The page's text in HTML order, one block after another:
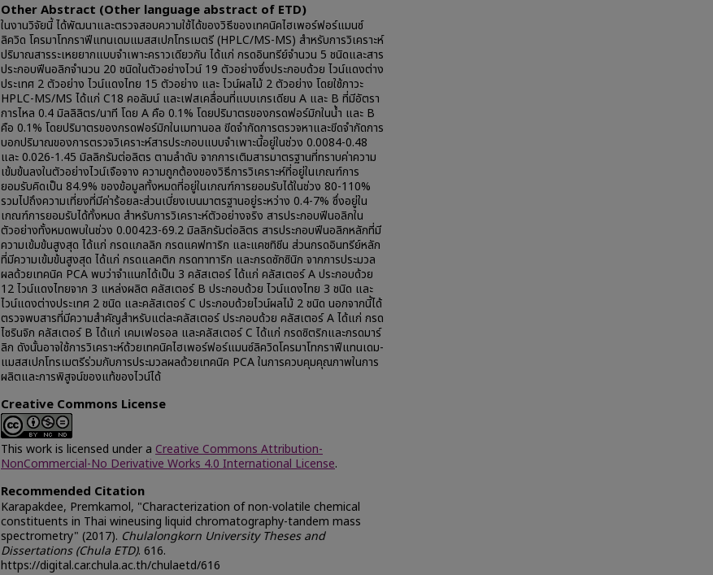
Other Abstract (Other language abstract of ETD)
ในงานวิจัยนี้ ได้พัฒนาและตรวจสอบความใช้ได้ของวิธีของเทคนิคไฮเพอร์ฟอร์แมนซ์
ลิควิด โครมาโทกราฟีแทนเดมแมสสเปกโทรเมตรี (HPLC/MS-MS) สำหรับการวิเคราะห์
ปริมาณสารระเหยยากแบบจำเพาะคราวเดียวกัน ได้แก่ กรดอินทรีย์จำนวน 5 ชนิดและสาร
ประกอบฟีนอลิกจำนวน 20 ชนิดในตัวอย่างไวน์ 19 ตัวอย่างซึ่งประกอบด้วย ไวน์แดงต่าง
ประเทศ 2 ตัวอย่าง ไวน์แดงไทย 15 ตัวอย่าง และ ไวน์ผลไม้ 2 ตัวอย่าง โดยใช้ภาวะ
HPLC-MS/MS ได้แก่ C18 คอลัมน์ และเฟสเคลื่อนที่แบบเกรเดียน A และ B ที่มีอัตรา
การไหล 0.4 มิลลิลิตร/นาที โดย A คือ 0.1% โดยปริมาตรของกรดฟอร์มิกในน้ำ และ B
คือ 0.1% โดยปริมาตรของกรดฟอร์มิกในเมทานอล ขีดจํากัดการตรวจหาและขีดจำกัดการ
บอกปริมาณของการตรวจวิเคราะห์สารประกอบแบบจำเพาะนี้อยู่ในช่วง 0.0084-0.48
และ 0.026-1.45 มิลลิกรัมต่อลิตร ตามลำดับ จากการเติมสารมาตรฐานที่ทราบค่าความ
เข้มข้นลงในตัวอย่างไวน์เจือจาง ความถูกต้องของวิธีการวิเคราะห์ที่อยู่ในเกณฑ์การ
ยอมรับคิดเป็น 84.9% ของข้อมูลทั้งหมดที่อยู่ในเกณฑ์การยอมรับได้ในช่วง 80-110%
รวมไปถึงความเที่ยงที่มีค่าร้อยละส่วนเบี่ยงเบนมาตรฐานอยู่ระหว่าง 0.4-7% ซึ่งอยู่ใน
เกณฑ์การยอมรับได้ทั้งหมด สำหรับการวิเคราะห์ตัวอย่างจริง สารประกอบฟีนอลิกใน
ตัวอย่างทั้งหมดพบในช่วง 0.00423-69.2 มิลลิกรัมต่อลิตร สารประกอบฟีนอลิกหลักที่มี
ความเข้มข้นสูงสุด ได้แก่ กรดแกลลิก กรดแคฟทาริก และแคชทิชีน ส่วนกรดอินทรีย์หลัก
ที่มีความเข้มข้นสูงสุด ได้แก่ กรดแลคติก กรดทาทาริก และกรดซักซินิก จากการประมวล
ผลด้วยเทคนิค PCA พบว่าจำแนกได้เป็น 3 คลัสเตอร์ ได้แก่ คลัสเตอร์ A ประกอบด้วย
12 ไวน์แดงไทยจาก 3 แหล่งผลิต คลัสเตอร์ B ประกอบด้วย ไวน์แดงไทย 3 ชนิด และ
ไวน์แดงต่างประเทศ 2 ชนิด และคลัสเตอร์ C ประกอบด้วยไวน์ผลไม้ 2 ชนิด นอกจากนี้ได้
ตรวจพบสารที่มีความสำคัญสำหรับแต่ละคลัสเตอร์ ประกอบด้วย คลัสเตอร์ A ได้แก่ กรด
ไซรินจิก คลัสเตอร์ B ได้แก่ เคมเฟอรอล และคลัสเตอร์ C ได้แก่ กรดซิตริกและกรดมาร์
ลิก ดังนั้นอาจใช้การวิเคราะห์ด้วยเทคนิคไฮเพอร์ฟอร์แมนซ์ลิควิดโครมาโทกราฟีแทนเดม-
แมสสเปกโทรเมตรีร่วมกับการประมวลผลด้วยเทคนิค PCA ในการควบคุมคุณภาพในการ
ผลิตและการพิสูจน์ของแท้ของไวน์ได้
Creative Commons License
This work is licensed under a Creative Commons Attribution-
NonCommercial-No Derivative Works 4.0 International License.
Recommended Citation
Karapakdee, Premkamol, "Characterization of non-volatile chemical
constituents in Thai wineusing liquid chromatography-tandem mass
spectrometry" (2017). Chulalongkorn University Theses and
Dissertations (Chula ETD). 616.
https://digital.car.chula.ac.th/chulaetd/616